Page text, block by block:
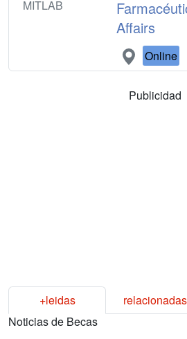
MITLAB
Affairs
Online
Publicidad
+leidas relacionadas
Noticias de Becas